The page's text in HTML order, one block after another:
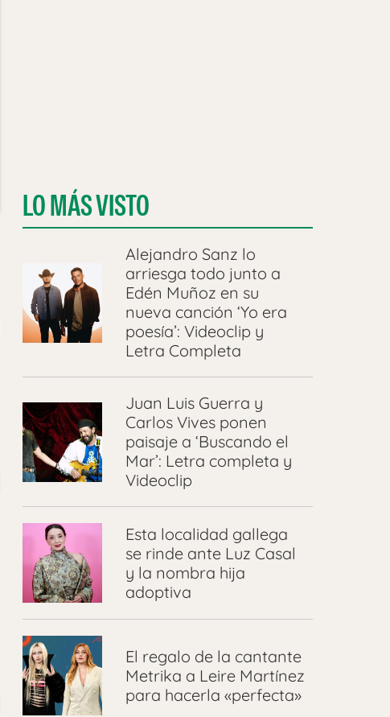
LO MÁS VISTO
Alejandro Sanz lo
arriesga todo junto a
Edén Muñoz en su
nueva canción ‘Yo era
poesía’: Videoclip y
Letra Completa
Juan Luis Guerra y
Carlos Vives ponen
paisaje a ‘Buscando el
Mar’: Letra completa y
Videoclip
Esta localidad gallega
se rinde ante Luz Casal
y la nombra hija
adoptiva
El regalo de la cantante
Metrika a Leire Martínez
para hacerla «perfecta»